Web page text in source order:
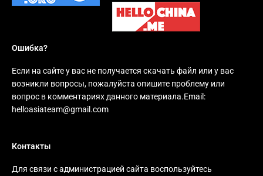
Ошибка?
Если на сайте у вас не получается скачать файл или у вас
возникли вопросы, пожалуйста опишите проблему или
вопрос в комментариях данного материала.Email:
helloasiateam@gmail.com
Контакты
Для связи с администрацией сайта воспользуйтесь